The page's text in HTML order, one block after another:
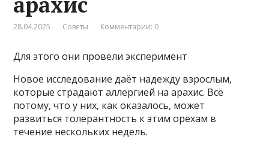
28.04.2025 Советы Комментарии: 0
Для этого они провели эксперимент
Новое исследование даёт надежду взрослым,
которые страдают аллергией на арахис. Всё
потому, что у них, как оказалось, может
развиться толерантность к этим орехам в
течение нескольких недель.